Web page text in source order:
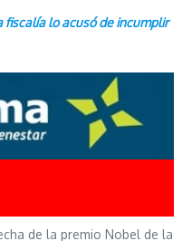
fiscalía lo acusó de incumplir
de la premio Nobel de la